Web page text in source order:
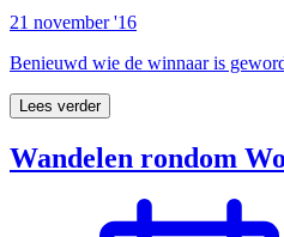
21 november '16
Benieuwd wie de winnaar is
Lees verder
Wandelen rondom